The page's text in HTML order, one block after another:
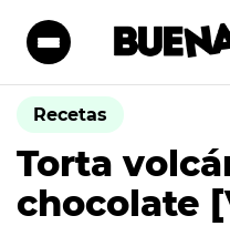
Recetas
Torta
chocolate